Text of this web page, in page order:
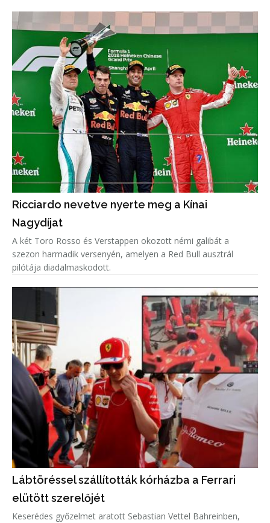
Ricciardo nevetve nyerte meg a Kínai
Nagydíjat
A két Toro Rosso és Verstappen okozott némi galibát a
szezon harmadik versenyén, amelyen a Red Bull ausztrál
pilótája diadalmaskodott.
Lábtöréssel szállították kórházba a Ferrari
elütött szerelőjét
Keserédes győzelmet aratott Sebastian Vettel Bahreinben,